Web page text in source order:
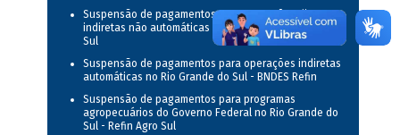
Suspensão de pagamentos para operações diretas,
indiretas não automáticas e mistas - Rio Grande do
Sul
Suspensão de pagamentos para operações indiretas
automáticas no Rio Grande do Sul - BNDES Refin
Suspensão de pagamentos para programas
agropecuários do Governo Federal no Rio Grande do
Sul - Refin Agro Sul